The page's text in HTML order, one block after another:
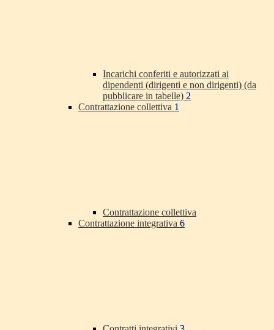
Incarichi conferiti e autorizzati ai
dipendenti (dirigenti e non dirigenti) (da
pubblicare in tabelle) 2
Contrattazione collettiva 1
Contrattazione collettiva
Contrattazione integrativa 6